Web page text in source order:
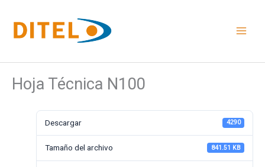
contenido
Hoja Técnica N100
Descargar 4290
Tamaño del archivo 841.51 KB